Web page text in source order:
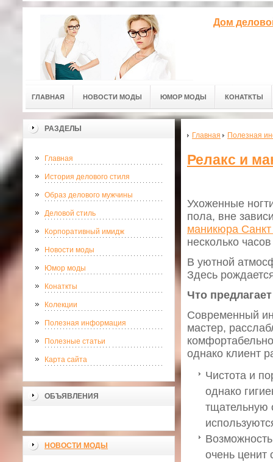
Дом
ГЛАВНАЯ НОВОСТИ МОДЫ ЮМОР МОДЫ КОНАТКТЫ
РАЗДЕЛЫ
Главная
История делового стиля
Образ делового мужчины
Деловой стиль
Корпоративный имидж
Новости моды
Юмор моды
Конаткты
Колекции
Полезная информация
Полезные статьи
Карта сайта
ОБЪЯВЛЕНИЯ
НОВОСТИ МОДЫ
Главная Полезная
Релакс и
Ухоженные
пола, вне
маникюра Санкт
несколько
В уютной
Здесь
Что
Современный
мастер,
однако клиент
Чистота и
однако
тщательную
очень ценит